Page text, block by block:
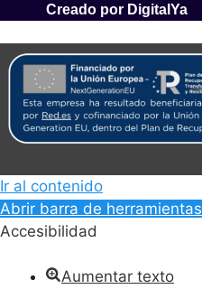
Creado por DigitalYa
Ir al contenido
Abrir barra de herramientas
Accesibilidad
Aumentar texto